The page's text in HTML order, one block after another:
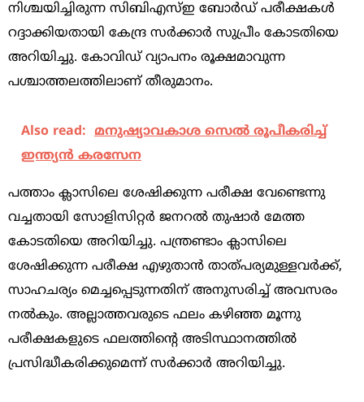
നിശ്ചയിച്ചിരുന്ന സിബിഎസ്‌ഇ ബോര്‍ഡ് പരീക്ഷകള്‍
റദ്ദാക്കിയതായി കേന്ദ്ര സര്‍ക്കാര്‍ സുപ്രീം കോടതിയെ
അറിയിച്ചു. കോവിഡ് വ്യാപനം രൂക്ഷമാവുന്ന
പശ്ചാത്തലത്തിലാണ് തീരുമാനം.
Also read: മനുഷ്യാവകാശ സെല്‍ രൂപീകരിച്ച്
ഇന്ത്യന്‍ കരസേന
പത്താം ക്ലാസിലെ ശേഷിക്കുന്ന പരീക്ഷ വേണ്ടെന്നു
വച്ചതായി സോളിസിറ്റര്‍ ജനറല്‍ തുഷാര്‍ മേത്ത
കോടതിയെ അറിയിച്ചു. പന്ത്രണ്ടാം ക്ലാസിലെ
ശേഷിക്കുന്ന പരീക്ഷ എഴുതാന്‍ താത്പര്യമുള്ളവര്‍ക്ക്,
സാഹചര്യം മെച്ചപ്പെടുന്നതിന് അനുസരിച്ച്‌ അവസരം
നല്‍കും. അല്ലാത്തവരുടെ ഫലം കഴിഞ്ഞ മൂന്നു
പരീക്ഷകളുടെ ഫലത്തിന്റെ അടിസ്ഥാനത്തില്‍
പ്രസിദ്ധീകരിക്കുമെന്ന് സര്‍ക്കാര്‍ അറിയിച്ചു.